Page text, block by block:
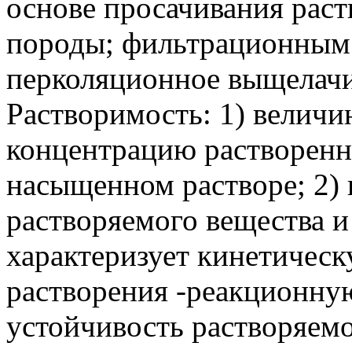
основе просачивания
породы; фильтрационным
перколяционное
Растворимость: 1)
концентрацию
насыщенном растворе; 2)
растворяемого вещества
характеризует
растворения -
устойчивость